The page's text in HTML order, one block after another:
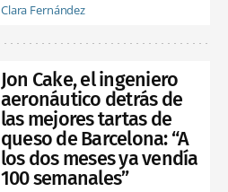
Clara Fernández
Jon Cake, el ingeniero
aeronáutico detrás de
las mejores tartas de
queso de Barcelona: “A
los dos meses ya vendía
100 semanales”